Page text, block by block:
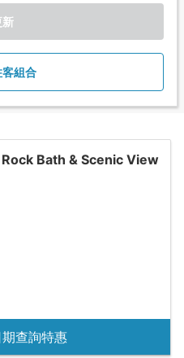
新
客組合
Bath & Scenic View
查詢特惠